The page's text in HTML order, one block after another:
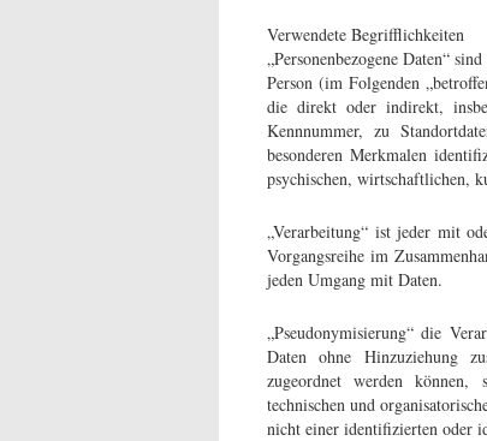
Verwendete Begrifflichkeiten
„Personenbezogene Daten“
Person (im Folgenden
die direkt oder indirekt,
Kennnummer, zu
besonderen Merkmalen
psychischen, wirtschaftlichen,
„Verarbeitung“ ist jeder mit
Vorgangsreihe im
jeden Umgang mit Daten.
„Pseudonymisierung“ die
Daten ohne Hinzuziehung
zugeordnet werden können,
technischen und
nicht einer identifizierten oder